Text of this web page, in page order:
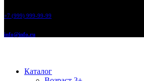
+7 (999) 999-99-99
info@info.ru
Каталог